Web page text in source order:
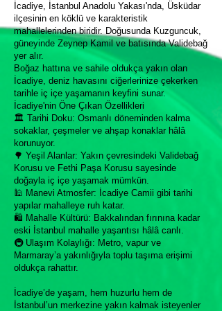
İcadiye, İstanbul Anadolu Yakası'nda, Üsküdar
ilçesinin en köklü ve karakteristik
mahallelerinden biridir. Doğusunda Kuzguncuk,
güneyinde Zeynep Kamil ve batısında Validebağ
yer alır.
Boğaz hattına ve sahile oldukça yakın olan
İcadiye, deniz havasını ciğerlerinize çekerken
tarihle iç içe yaşamanın keyfini sunar.
İcadiye'nin Öne Çıkan Özellikleri
🏛 Tarihi Doku: Osmanlı döneminden kalma
sokaklar, çeşmeler ve ahşap konaklar hâlâ
korunuyor.
🌳 Yeşil Alanlar: Yakın çevresindeki Validebağ
Korusu ve Fethi Paşa Korusu sayesinde
doğayla iç içe yaşamak mümkün.
🕌 Manevi Atmosfer: İcadiye Camii gibi tarihi
yapılar mahalleye ruh katar.
🛍 Mahalle Kültürü: Bakkalından fırınına kadar
eski İstanbul mahalle yaşantısı hâlâ canlı.
🚇 Ulaşım Kolaylığı: Metro, vapur ve
Marmaray’a yakınlığıyla toplu taşıma erişimi
oldukça rahattır.
İcadiye’de yaşam, hem huzurlu hem de
İstanbul’un merkezine yakın kalmak isteyenler